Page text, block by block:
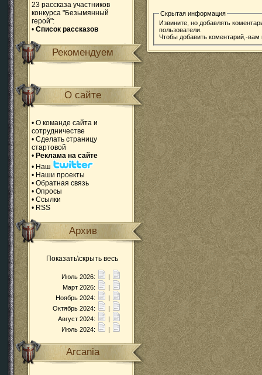
23 рассказа участников
конкурса "Безымянный
герой":
• Список рассказов
Рекомендуем
О сайте
• О команде сайта и
сотрудничестве
• Сделать страницу
стартовой
• Реклама на сайте
• Наш
• Наши проекты
• Обратная связь
• Опросы
• Ссылки
• RSS
Архив
Показать\скрыть весь
Июль 2026:
|
Март 2026:
|
Ноябрь 2024:
|
Октябрь 2024:
|
Август 2024:
|
Июль 2024:
|
Arcania
Скрытая информация
Извините, но добавлять
пользователи.
Чтобы добавить коментарий,-